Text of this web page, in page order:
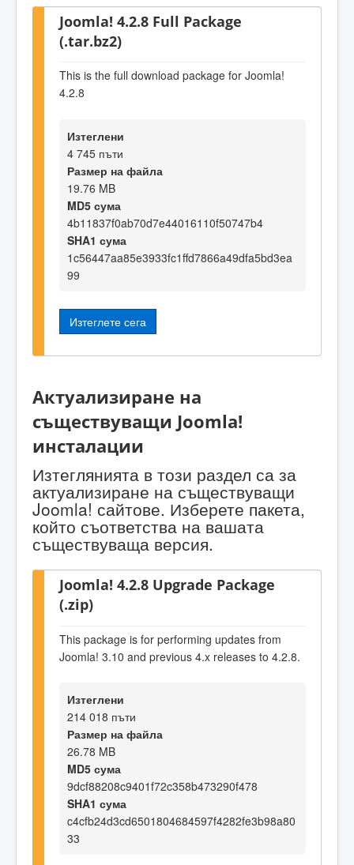
Joomla! 4.2.8 Full Package
(.tar.bz2)
This is the full download package for Joomla!
4.2.8
Изтеглени
4 745 пъти
Размер на файла
19.76 MB
MD5 сума
4b11837f0ab70d7e44016110f50747b4
SHA1 сума
1c56447aa85e3933fc1ffd7866a49dfa5bd3ea
99
Изтеглете сега
Актуализиране на
съществуващи Joomla!
инсталации
Изтеглянията в този раздел са за
актуализиране на съществуващи
Joomla! сайтове. Изберете пакета,
който съответства на вашата
съществуваща версия.
Joomla! 4.2.8 Upgrade Package
(.zip)
This package is for performing updates from
Joomla! 3.10 and previous 4.x releases to 4.2.8.
Изтеглени
214 018 пъти
Размер на файла
26.78 MB
MD5 сума
9dcf88208c9401f72c358b473290f478
SHA1 сума
c4cfb24d3cd6501804684597f4282fe3b98a80
33